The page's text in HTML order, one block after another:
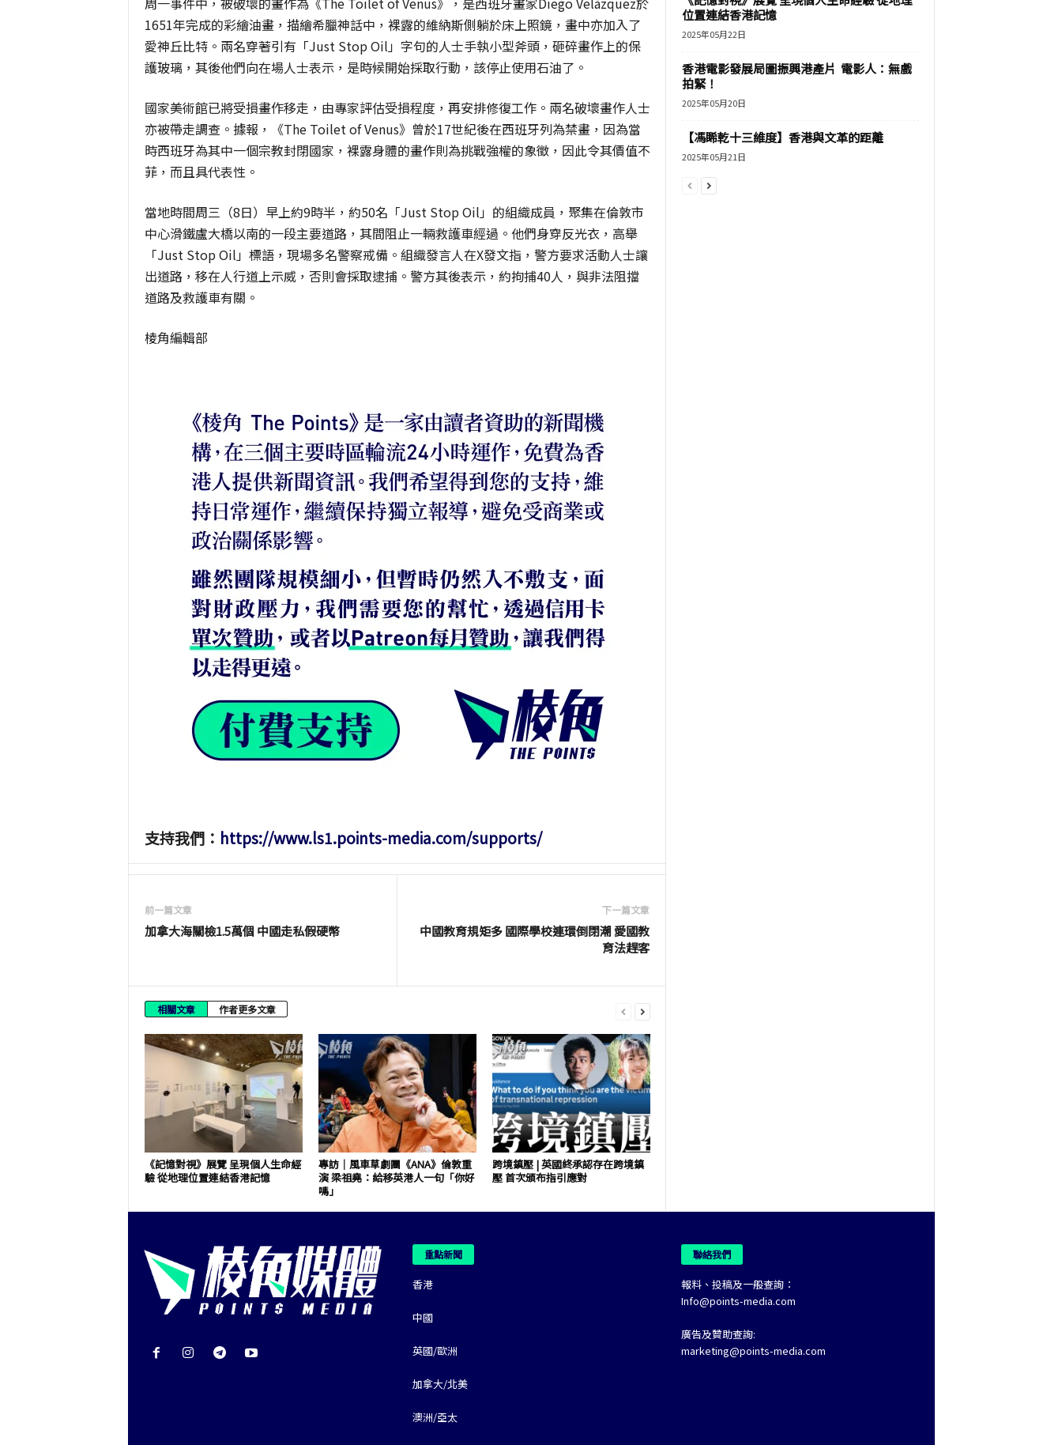
1651年完成的彩繪油畫，描繪希臘神話中，裸露的維納斯側躺於床上照鏡，畫中亦加入了
愛神丘比特。兩名穿著引有「Just Stop Oil」字句的人士手執小型斧頭，砸碎畫作上的保
護玻璃，其後他們向在場人士表示，是時候開始採取行動，該停止使用石油了。
國家美術館已將受損畫作移走，由專家評估受損程度，再安排修復工作。兩名破壞畫作人士
亦被帶走調查。據報，《The Toilet of Venus》曾於17世紀後在西班牙列為禁畫，因為當
時西班牙為其中一個宗教封閉國家，裸露身體的畫作則為挑戰強權的象徵，因此令其價值不
菲，而且具代表性。
當地時間周三（8日）早上約9時半，約50名「Just Stop Oil」的組織成員，聚集在倫敦市
中心滑鐵盧大橋以南的一段主要道路，其間阻止一輛救護車經過。他們身穿反光衣，高舉
「Just Stop Oil」標語，現場多名警察戒備。組織發言人在X發文指，警方要求活動人士讓
出道路，移在人行道上示威，否則會採取逮捕。警方其後表示，約拘捕40人，與非法阻擋
道路及救護車有關。
棱角編輯部
支持我們： https://www.ls1.points-media.com/supports/
前一篇文章
加拿大海關檢1.5萬個 中國走私假硬幣
下一篇文章
中國教育規矩多 國際學校連環倒閉潮 愛國教
育法趕客
相關文章 作者更多文章
《記憶對視》展覽 呈現個人生命經
驗 從地理位置連結香港記憶
專訪｜風車草劇團《ANA》倫敦重
演 梁祖堯：給移英港人一句「你好
嗎」
跨境鎮壓 | 英國終承認存在跨境鎮
壓 首次頒布指引應對
位置連結香港記憶
2025年05月22日
香港電影發展局圖振興港產片 電影人：無戲
拍緊！
2025年05月20日
【馮睎乾十三維度】香港與文革的距離
2025年05月21日
重點新聞
香港
中國
英國/歐洲
加拿大/北美
澳洲/亞太
聯絡我們
報料、投稿及一般查詢：
Info@points-media.com
廣告及贊助查詢:
marketing@points-media.com